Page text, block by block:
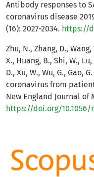
Antibody responses to
coronavirus disease
(16): 2027-2034. https://
Zhu, N., Zhang, D., Wang,
X., Huang, B., Shi, W.,
D., Xu, W., Wu, G., Gao,
coronavirus from
New England Journal of
https://doi.org/10.1056/